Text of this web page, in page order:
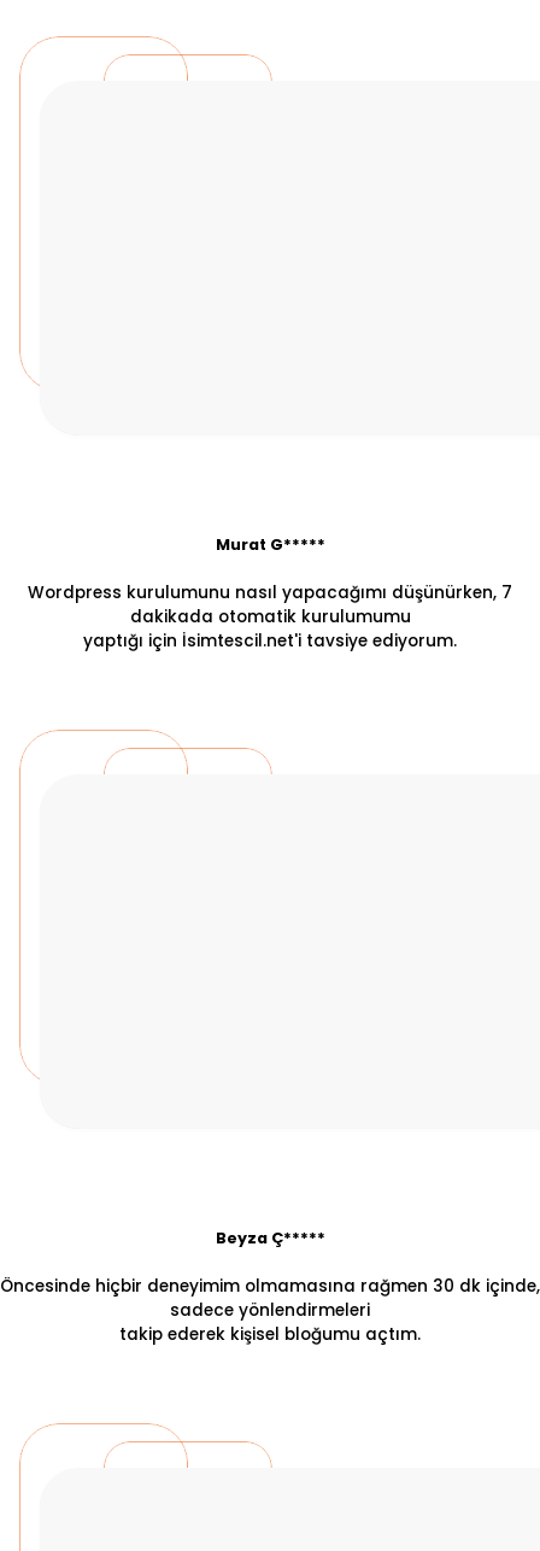
Murat G*****
Wordpress kurulumunu nasıl yapacağımı düşünürken, 7
dakikada otomatik kurulumumu
yaptığı için İsimtescil.net'i tavsiye ediyorum.
Beyza Ç*****
Öncesinde hiçbir deneyimim olmamasına rağmen 30 dk içinde,
sadece yönlendirmeleri
takip ederek kişisel bloğumu açtım.